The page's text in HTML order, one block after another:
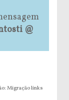
@
Migração links